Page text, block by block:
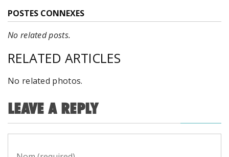
POSTES CONNEXES
No related posts.
RELATED ARTICLES
No related photos.
LEAVE A REPLY